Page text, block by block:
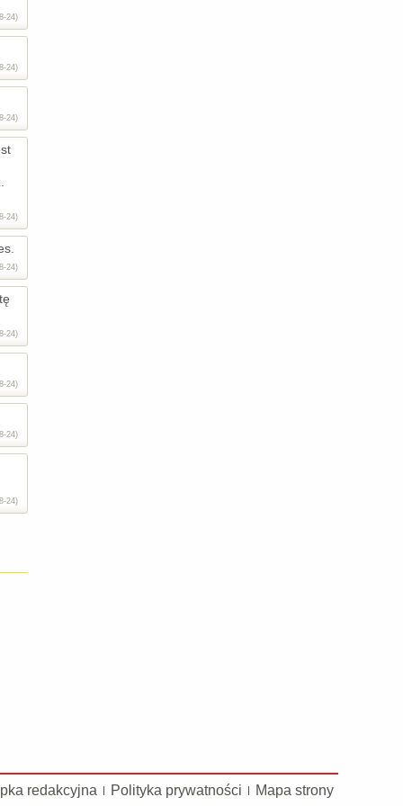
24)
24)
24)
24)
24)
24)
24)
24)
24)
redakcyjna Polityka prywatności Mapa strony